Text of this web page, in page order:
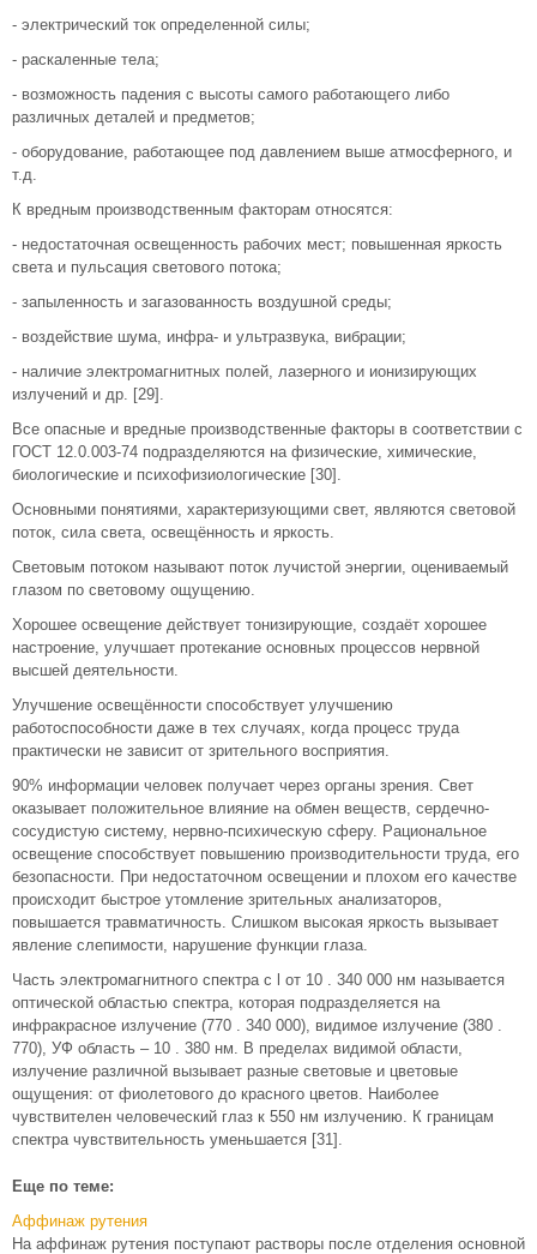
- электрический ток определенной силы;
- раскаленные тела;
- возможность падения с высоты самого работающего либо
различных деталей и предметов;
- оборудование, работающее под давлением выше атмосферного, и
т.д.
К вредным производственным факторам относятся:
- недостаточная освещенность рабочих мест; повышенная яркость
света и пульсация светового потока;
- запыленность и загазованность воздушной среды;
- воздействие шума, инфра- и ультразвука, вибрации;
- наличие электромагнитных полей, лазерного и ионизирующих
излучений и др. [29].
Все опасные и вредные производственные факторы в соответствии с
ГОСТ 12.0.003-74 подразделяются на физические, химические,
биологические и психофизиологические [30].
Основными понятиями, характеризующими свет, являются световой
поток, сила света, освещённость и яркость.
Световым потоком называют поток лучистой энергии, оцениваемый
глазом по световому ощущению.
Хорошее освещение действует тонизирующие, создаёт хорошее
настроение, улучшает протекание основных процессов нервной
высшей деятельности.
Улучшение освещённости способствует улучшению
работоспособности даже в тех случаях, когда процесс труда
практически не зависит от зрительного восприятия.
90% информации человек получает через органы зрения. Свет
оказывает положительное влияние на обмен веществ, сердечно-
сосудистую систему, нервно-психическую сферу. Рациональное
освещение способствует повышению производительности труда, его
безопасности. При недостаточном освещении и плохом его качестве
происходит быстрое утомление зрительных анализаторов,
повышается травматичность. Слишком высокая яркость вызывает
явление слепимости, нарушение функции глаза.
Часть электромагнитного спектра с l от 10 . 340 000 нм называется
оптической областью спектра, которая подразделяется на
инфракрасное излучение (770 . 340 000), видимое излучение (380 .
770), УФ область – 10 . 380 нм. В пределах видимой области,
излучение paзличнoй вызывает разные световые и цветовые
ощущения: от фиолетового до красного цветов. Наиболее
чувствителен человеческий глаз к 550 нм излучению. К границам
спектра чувствительность уменьшается [31].
Еще по теме:
Аффинаж рутения
На аффинаж рутения поступают растворы после отделения основной